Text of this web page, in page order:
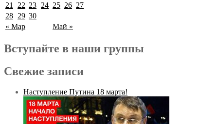
« Мар Май »
21
22 23 24 25 26 27
28 29 30
Вступайте в наши группы
Свежие записи
Наступление Путина 18 марта!